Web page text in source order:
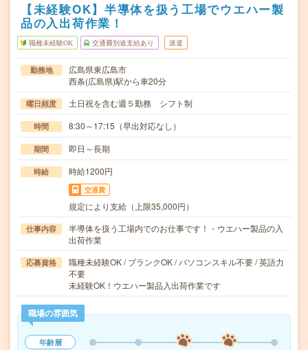
【未経験OK】半導体を扱う工場でウエハー製
品の入出荷作業！
職種未経験OK 交通費別途支給あり 派遣
勤務地
広島県東広島市
西条(広島県)駅から車20分
曜日頻度 土日祝を含む週５勤務 シフト制
時間 8:30～17:15（早出対応なし）
期間 即日～長期
時給 時給1200円
交通費
規定により支給（上限35,000円）
仕事内容
半導体を扱う工場内でのお仕事です！・ウエハー製品の入
出荷作業
応募資格
職種未経験OK / ブランクOK / パソコンスキル不要 / 英語力
不要
未経験OK！ウエハー製品入出荷作業です
職場の雰囲気
年齢層